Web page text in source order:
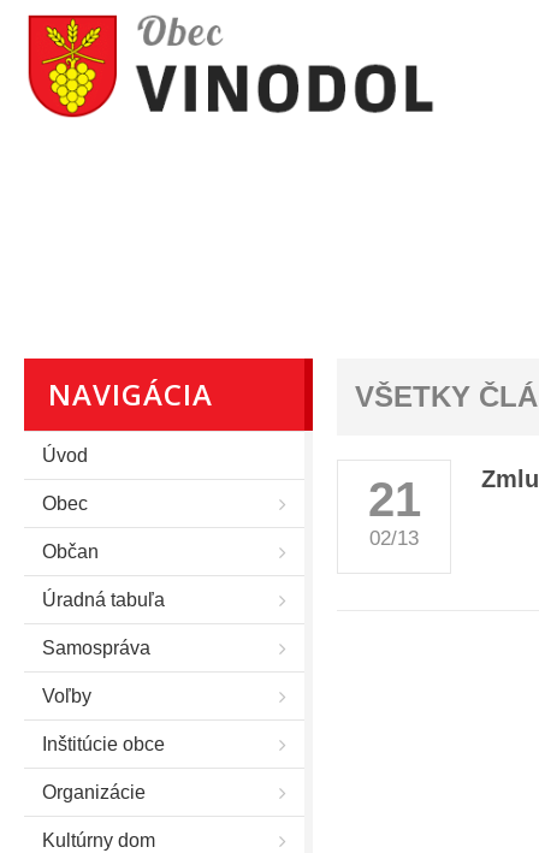
NAVIGÁCIA
Úvod
Obec
Občan
Úradná tabuľa
Samospráva
Voľby
Inštitúcie obce
Organizácie
Kultúrny dom
VŠETKY
21
02/13